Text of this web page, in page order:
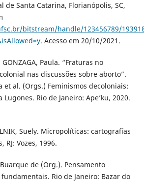
de Santa Catarina, Florianópolis, SC,
bitstream/handle/123456789/
. Acesso em 20/10/2021.
GONZAGA, Paula. “Fraturas no
nas discussões sobre aborto”.
et al. (Orgs.) Feminismos decoloniais:
Rio de Janeiro: Ape’ku, 2020.
Suely. Micropolíticas: cartografías
RJ: Vozes, 1996.
de (Org.). Pensamento
Rio de Janeiro: Bazar do